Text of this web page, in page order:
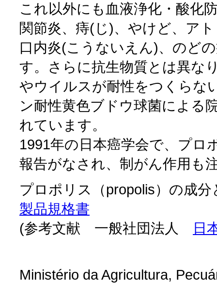
これ以外にも 血液浄化・酸化
関節炎、痔(じ)、やけど、ア
口内炎(こうないえん)、のど
す。さらに抗生物質とは異な
やウイルスが耐性をつくらな
ン耐性黄色ブドウ球菌による
れています。
1991年の日本癌学会で、プロ
報告がなされ、制がん作用も
プロポリス（propolis）の成分
製品規格書
(参考文献 一般社団法人
日
Ministério da Agricultura,